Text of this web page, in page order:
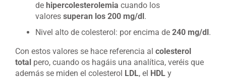
de hipercolesterolemia cuando los
valores superan los 200 mg/dl.
Nivel alto de colesterol: por encima de 240 mg/dl.
Con estos valores se hace referencia al colesterol
total pero, cuando os hagáis una analítica, veréis que
además se miden el colesterol LDL, el HDL y